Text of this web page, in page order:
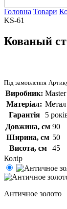
Головна Товари
KS-61
Кованый
Під замовлення
Виробник:
Матеріал: Метал
Гарантія
5
Довжина, см 90
Ширина, см 50
Висота, см
45
Колір
Античное золото